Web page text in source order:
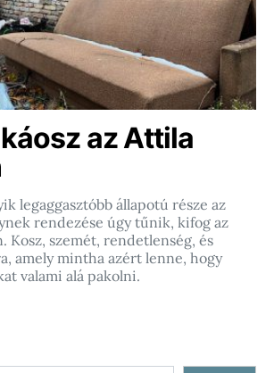
az Attila
legaggasztóbb állapotú része az
rendezése úgy tűnik, kifog az
Kosz, szemét, rendetlenség, és
amely mintha azért lenne, hogy
valami alá pakolni.